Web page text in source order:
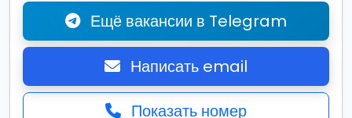
Ещё вакансии в Telegram
Написать email
Показать номер